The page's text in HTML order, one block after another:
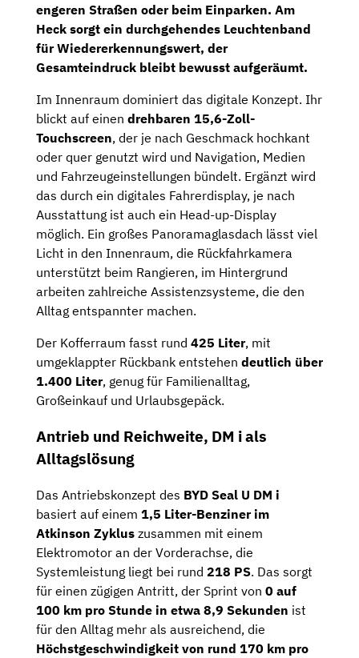
engeren Straßen oder beim Einparken. Am
Heck sorgt ein durchgehendes Leuchtenband
für Wiedererkennungswert, der
Gesamteindruck bleibt bewusst aufgeräumt.
Im Innenraum dominiert das digitale Konzept. Ihr
blickt auf einen drehbaren 15,6-Zoll-
Touchscreen, der je nach Geschmack hochkant
oder quer genutzt wird und Navigation, Medien
und Fahrzeugeinstellungen bündelt. Ergänzt wird
das durch ein digitales Fahrerdisplay, je nach
Ausstattung ist auch ein Head-up-Display
möglich. Ein großes Panoramaglasdach lässt viel
Licht in den Innenraum, die Rückfahrkamera
unterstützt beim Rangieren, im Hintergrund
arbeiten zahlreiche Assistenzsysteme, die den
Alltag entspannter machen.
Der Kofferraum fasst rund 425 Liter, mit
umgeklappter Rückbank entstehen deutlich über
1.400 Liter, genug für Familienalltag,
Großeinkauf und Urlaubsgepäck.
Antrieb und Reichweite, DM i als
Alltagslösung
Das Antriebskonzept des BYD Seal U DM i
basiert auf einem 1,5 Liter-Benziner im
Atkinson Zyklus zusammen mit einem
Elektromotor an der Vorderachse, die
Systemleistung liegt bei rund 218 PS. Das sorgt
für einen zügigen Antritt, der Sprint von 0 auf
100 km pro Stunde in etwa 8,9 Sekunden ist
für den Alltag mehr als ausreichend, die
Höchstgeschwindigkeit von rund 170 km pro